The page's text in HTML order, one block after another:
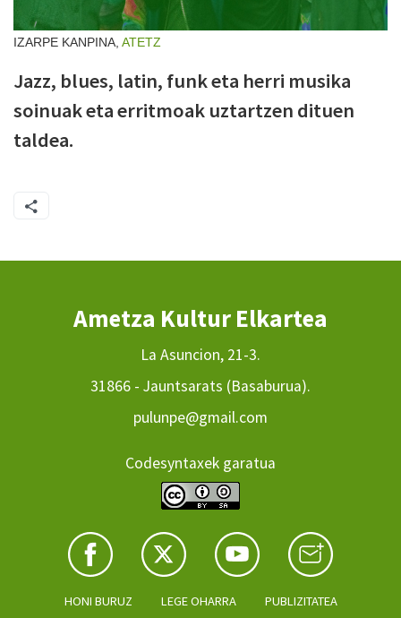
IZARPE KANPINA, ATETZ
Jazz, blues, latin, funk eta herri musika
soinuak eta erritmoak uztartzen dituen
taldea.
Ametza Kultur Elkartea
La Asuncion, 21-3.
31866 - Jauntsarats (Basaburua).
pulunpe@gmail.com
Codesyntaxek garatua
HONI BURUZ LEGE OHARRA PUBLIZITATEA